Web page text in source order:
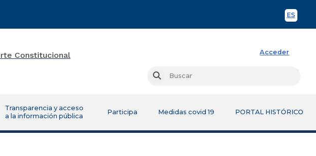
ES
Acceder
Buscar
Transparencia y acceso
a la información pública
Participa Medidas covid 19 PORTAL HISTÓRICO